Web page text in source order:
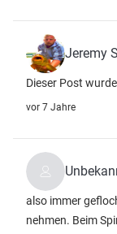
Jeremy
Dieser Post
vor 7 Jahre
also immer
nehmen. Beim